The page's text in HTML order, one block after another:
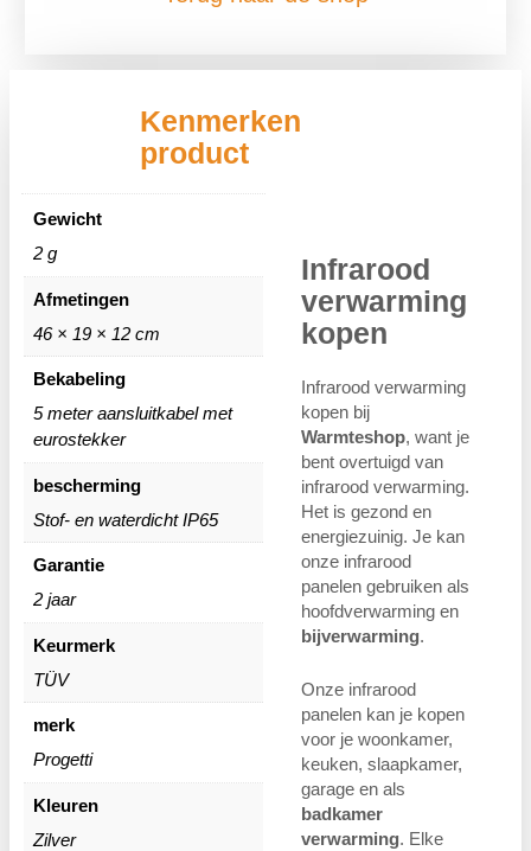
Kenmerken
product
Gewicht
2 g
Afmetingen
46 × 19 × 12 cm
Bekabeling
5 meter aansluitkabel met
eurostekker
bescherming
Stof- en waterdicht IP65
Garantie
2 jaar
Keurmerk
TÜV
merk
Progetti
Kleuren
Zilver
Infrarood
verwarming
kopen
Infrarood verwarming
kopen bij
Warmteshop, want je
bent overtuigd van
infrarood verwarming.
Het is gezond en
energiezuinig. Je kan
onze infrarood
panelen gebruiken als
hoofdverwarming en
bijverwarming.
Onze infrarood
panelen kan je kopen
voor je woonkamer,
keuken, slaapkamer,
garage en als
badkamer
verwarming. Elke